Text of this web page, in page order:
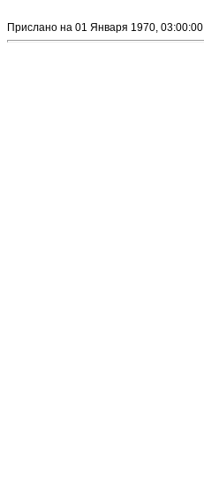
Прислано на 01 Января 1970, 03:00:00